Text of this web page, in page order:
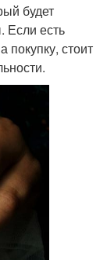
будет
Если есть
покупку, стоит